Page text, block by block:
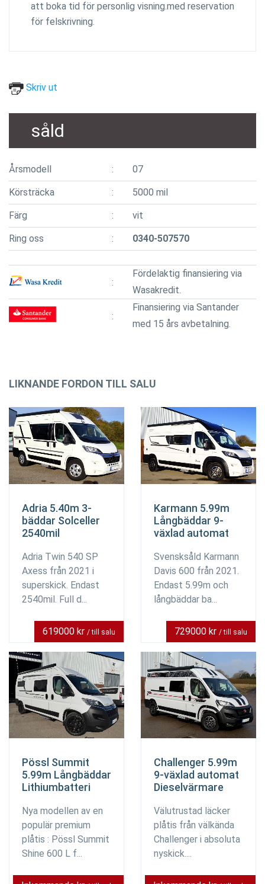
att boka tid för personlig visning.med reservation
för felskrivning.
Skriv ut
såld
Årsmodell 07
Körsträcka 5000 mil
Färg vit
Ring oss 0340-507570
Fördelaktig finansiering via
Wasakredit.
Finansiering via Santander
med 15 års avbetalning.
LIKNANDE FORDON TILL SALU
Adria 5.40m 3-
bäddar Solceller
2540mil
Adria Twin 540 SP
Axess från 2021 i
superskick. Endast
2540mil. Full d...
619000 kr / till salu
Karmann 5.99m
Långbäddar 9-
växlad automat
Svensksåld Karmann
Davis 600 från 2021.
Endast 5.99m och
långbäddar ba...
729000 kr / till salu
Pössl Summit
5.99m Långbäddar
Lithiumbatteri
Nya modellen av en
populär premium
plåtis : Pössl Summit
Shine 600 L f...
Challenger 5.99m
9-växlad automat
Dieselvärmare
Välutrustad läcker
plåtis från välkända
Challenger i absoluta
nyskick....